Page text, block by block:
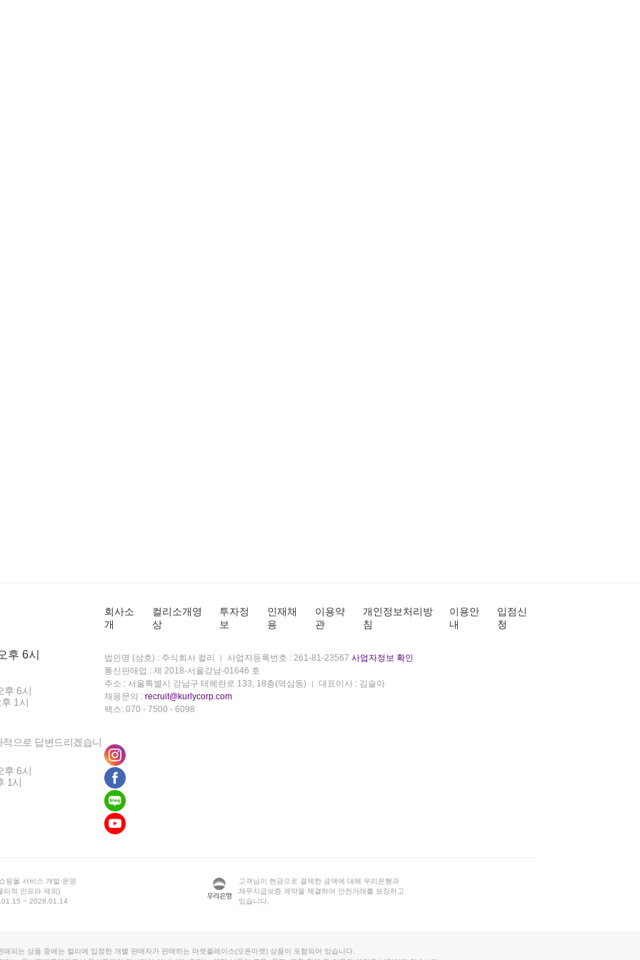
후 6시
후 6시
1시
으로 답변드리겠습니
후 6시
1시
회사소
개
컬리소개영
상
투자정
보
인재채
용
이용약
관
개인정보처리방
침
이용안
내
입점신
청
법인명 (상호) : 주식회사 컬리 사업자등록번호 : 261-81-23567 사업자정보 확인
통신판매업 : 제 2018-서울강남-01646 호
주소 : 서울특별시 강남구 테헤란로 133, 18층(역삼동)
대표이사 : 김슬아
채용문의 : recruit@kurlycorp.com
팩스: 070 - 7500 - 6098
핑몰 서비스 개발·운영
리적 인프라 제외)
~ 2028.01.14
고객님이 현금으로 결제한 금액에 대해 우리은행과
채무지급보증 계약을 체결하여 안전거래를 보장하고
있습니다.
매되는 상품 중에는 컬리에 입점한 개별 판매자가 판매하는 마켓플레이스(오픈마켓) 상품이 포함되어 있습니다.